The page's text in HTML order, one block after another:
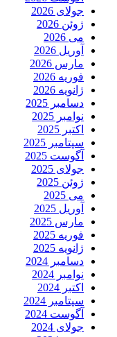
جولای 2026
ژوئن 2026
می 2026
آوریل 2026
مارس 2026
فوریه 2026
ژانویه 2026
دسامبر 2025
نوامبر 2025
اکتبر 2025
سپتامبر 2025
آگوست 2025
جولای 2025
ژوئن 2025
می 2025
آوریل 2025
مارس 2025
فوریه 2025
ژانویه 2025
دسامبر 2024
نوامبر 2024
اکتبر 2024
سپتامبر 2024
آگوست 2024
جولای 2024